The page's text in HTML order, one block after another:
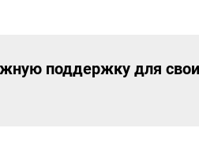
поддержку для